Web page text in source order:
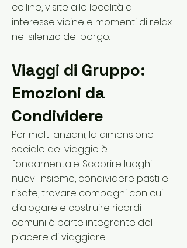
colline, visite alle località di
interesse vicine e momenti di relax
nel silenzio del borgo.
Viaggi di Gruppo:
Emozioni da
Condividere
Per molti anziani, la dimensione
sociale del viaggio è
fondamentale. Scoprire luoghi
nuovi insieme, condividere pasti e
risate, trovare compagni con cui
dialogare e costruire ricordi
comuni è parte integrante del
piacere di viaggiare.